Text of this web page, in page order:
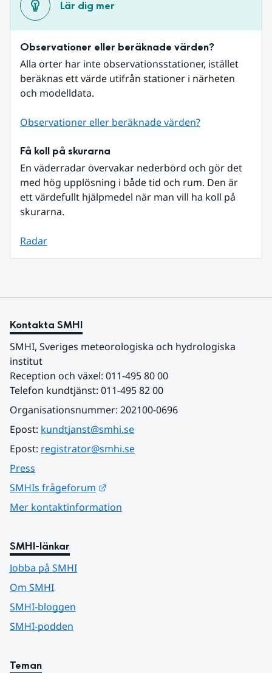
Lär dig mer
Observationer eller beräknade värden?
Alla orter har inte observationsstationer, istället
beräknas ett värde utifrån stationer i närheten
och modelldata.
Observationer eller beräknade värden?
Få koll på skurarna
En väderradar övervakar nederbörd och gör det
med hög upplösning i både tid och rum. Den är
ett värdefullt hjälpmedel när man vill ha koll på
skurarna.
Radar
Kontakta SMHI
SMHI, Sveriges meteorologiska och hydrologiska
institut
Reception och växel: 011-495 80 00
Telefon kundtjänst: 011-495 82 00
Organisationsnummer: 202100-0696
Epost: kundtjanst@smhi.se
Epost: registrator@smhi.se
Press
SMHIs frågeforum
Mer kontaktinformation
SMHI-länkar
Jobba på SMHI
Om SMHI
SMHI-bloggen
SMHI-podden
Teman